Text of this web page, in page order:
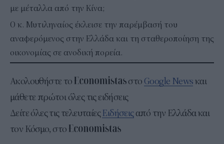
με μέταλλα από την Κίνα;
Ο κ. Μυτιληναίος έκλεισε την παρέμβασή του
αναφερόμενος στην Ελλάδα και τη σταθεροποίηση της
οικονομίας σε ανοδική πορεία.
Ακολουθήστε το στο Google Newsκαι
μάθετε πρώτοι όλες τις ειδήσεις
Δείτε όλες τις τελευταίεςΕιδήσειςαπό την Ελλάδα και
τον Κόσμο, στο